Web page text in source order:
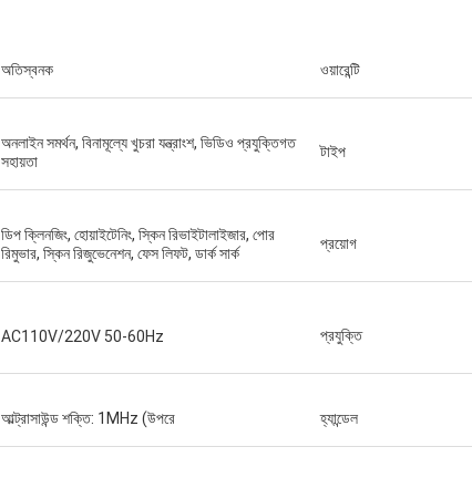
অতিস্বনক ওয়ারেন্টি
অনলাইন সমর্থন, বিনামূল্যে খুচরা যন্ত্রাংশ, ভিডিও প্রযুক্তিগত
সহায়তা
টাইপ
ডিপ ক্লিনজিং, হোয়াইটেনিং, স্কিন রিভাইটালাইজার, পোর
রিমুভার, স্কিন রিজুভেনেশন, ফেস লিফট, ডার্ক সার্ক
প্রয়োগ
AC110V/220V 50-60Hz প্রযুক্তি
আল্ট্রাসাউন্ড শক্তি: 1MHz (উপরে হ্যান্ডেল